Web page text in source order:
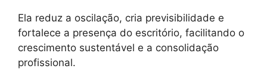
Ela reduz a oscilação, cria previsibilidade e
fortalece a presença do escritório, facilitando o
crescimento sustentável e a consolidação
profissional.